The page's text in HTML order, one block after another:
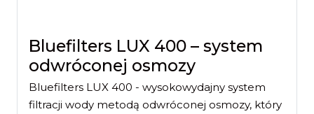
Bluefilters LUX 400 – system
odwróconej osmozy
Bluefilters LUX 400 - wysokowydajny system
filtracji wody metodą odwróconej osmozy, który